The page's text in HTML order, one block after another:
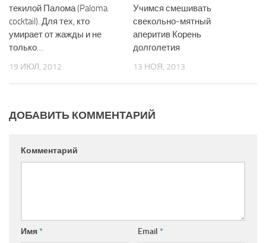
текилой Палома (Paloma
cocktail). Для тех, кто
умирает от жажды и не
только…
19 ИЮЛ, 2012
Учимся смешивать
свекольно-мятный
аперитив Корень
долголетия
13 НОЯ, 2013
ДОБАВИТЬ КОММЕНТАРИЙ
Комментарий
Имя* Email *